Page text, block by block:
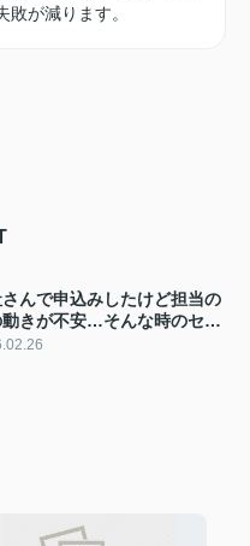
が減ります。
んで申込みしたけど担当の
きが不安…そんな時のセカ
ピニオン｜賃貸の進め方相